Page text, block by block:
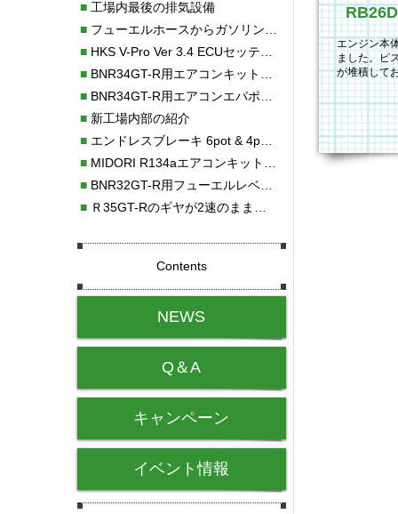
エンジン本
ました。ピ
が堆積して
洗浄。ピ
■工場内最後の排気設備
■フューエルホースからガソリン漏れ
■HKS V-Pro Ver 3.4 ECUセッティング
■BNR34GT-R用エアコンキット新発売！！
■BNR34GT-R用エアコンエバポレーターを新発売！！
■新工場内部の紹介
■エンドレスブレーキ 6pot & 4potオーバーホール
■MIDORI R134aエアコンキットタイプⅡ取り付け
■BNR32GT-R用フューエルレベルセンサー新発売！！
■Ｒ35GT-Rのギヤが2速のまま変速しない！！
Contents
NEWS
Q＆A
キャンペーン
イベント情報